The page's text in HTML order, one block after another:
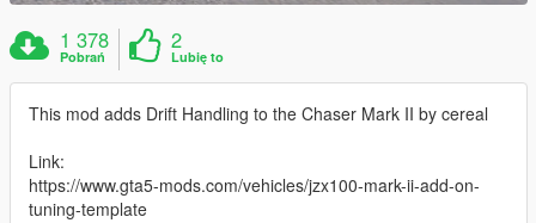
1 378
Pobrań
2
Lubię to
This mod adds Drift Handling to the Chaser Mark II by cereal
Link:
https://www.gta5-mods.com/vehicles/jzx100-mark-ii-add-on-
tuning-template